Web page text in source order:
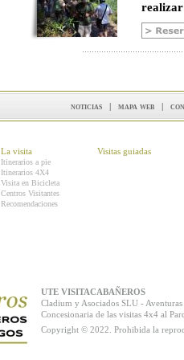
noticias | mapa web |
La visita
Itinerarios a pie
Itinerarios 4X4
Visita en Bicicleta
Centros Visitantes
Recomendaciones
Visitas guiadas
UTE VISITACABAÑEROS
Cladium y Asociados SLU -
Concesionaria de las visitas 4x4 al
Copyright © 2022. Prohibida la